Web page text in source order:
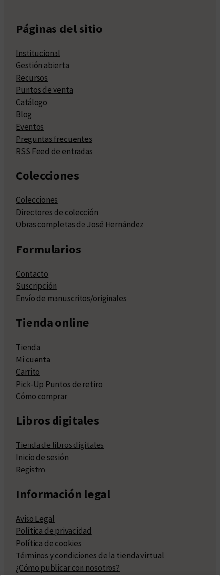
Páginas del sitio
Institucional
Gestión abierta
Recursos
Puntos de venta
Catálogo
Blog
Eventos
Preguntas frecuentes
RSS Feed de entradas
Colecciones
Colecciones
Directores de colección
Obras completas de José Hernández
Formularios
Contacto
Suscripción
Envío de manuscritos/originales
Tienda online
Tienda
Mi cuenta
Carrito
Pick-Up Puntos de retiro
Cómo comprar
Libros digitales
Tienda de libros digitales
Inicio de sesión
Registro
Información legal
Aviso Legal
Política de privacidad
Política de cookies
Términos y condiciones de la tienda virtual
¿Cómo publicar con nosotros?